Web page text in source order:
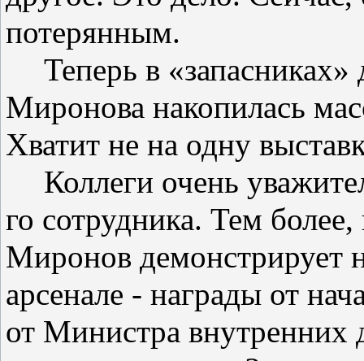
потерян­ным.
Теперь в
Миронова накопилась
Хватит не на одну
Коллеги очень
го сотрудника. Тем
Миронов демонстрирует
арсенале - награды от
от Минист­ра внутренних